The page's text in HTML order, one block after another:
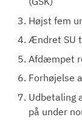
Højst fem
Ændret SU
Afdæmpet
Forhøjelse
Udbetaling
på under